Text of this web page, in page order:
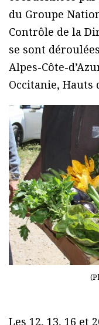
du Groupe
Contrôle de la
se sont
Alpes-Côte-
Occitanie, Hauts
Les 12, 13, 16 et